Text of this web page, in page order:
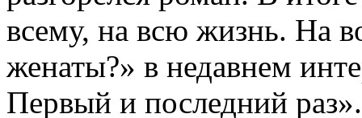
всему, на всю жизнь. На
женаты?» в недавнем
Первый и последний